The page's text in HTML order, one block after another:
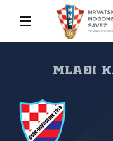
Mlađi